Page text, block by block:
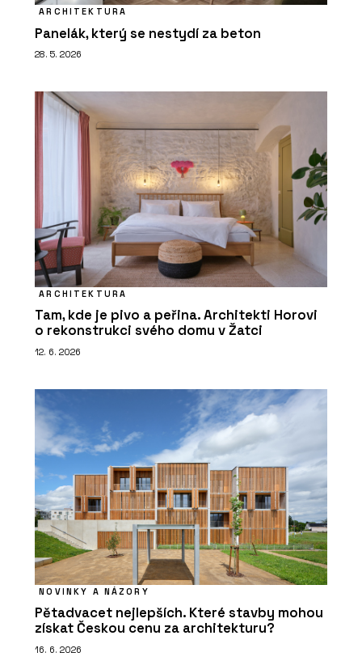
ARCHITEKTURA
Panelák, který se nestydí za beton
28. 5. 2026
ARCHITEKTURA
Tam, kde je pivo a peřina. Architekti Horovi
o rekonstrukci svého domu v Žatci
12. 6. 2026
NOVINKY A NÁZORY
Pětadvacet nejlepších. Které stavby mohou
získat Českou cenu za architekturu?
16. 6. 2026